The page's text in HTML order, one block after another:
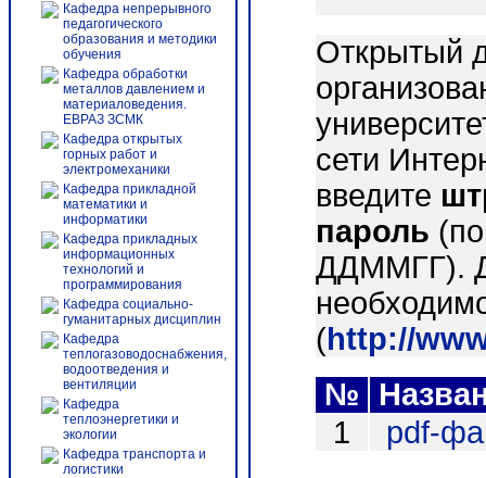
Кафедра непрерывного
педагогического
образования и методики
обучения
Кафедра обработки
металлов давлением и
материаловедения.
ЕВРАЗ ЗСМК
Кафедра открытых
горных работ и
электромеханики
Кафедра прикладной
математики и
информатики
Кафедра прикладных
информационных
технологий и
программирования
Кафедра социально-
гуманитарных дисциплин
Кафедра
теплогазоводоснабжения,
водоотведения и
вентиляции
Кафедра
теплоэнергетики и
экологии
Кафедра транспорта и
логистики
Открытый
сети
введите
пароль
ДДММГГ).
(http://
№
1
pdf-